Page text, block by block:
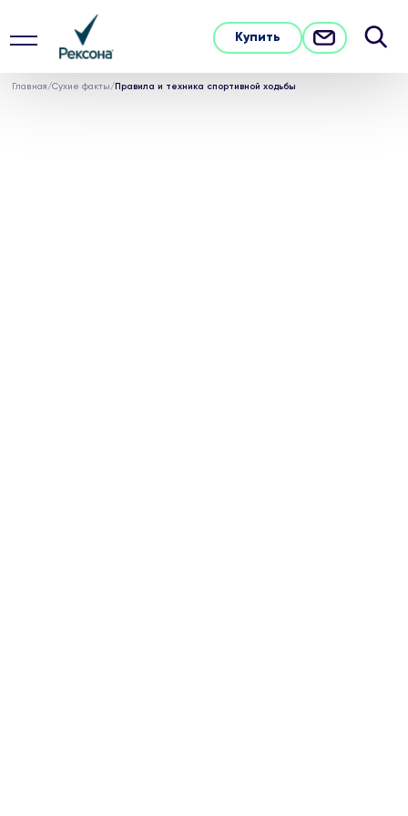
Купить
Главная /Сухие факты / Правила и техника спортивной ходьбы